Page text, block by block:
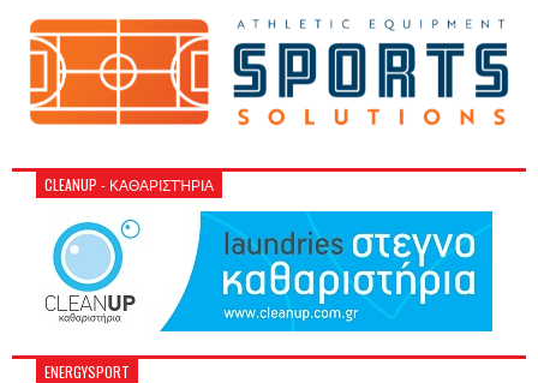
CLEANUP - ΚΑΘΑΡΙΣΤΉΡΙΑ
ENERGYSPORT